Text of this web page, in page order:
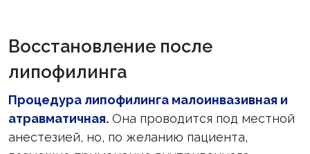
Восстановление после
липофилинга
Процедура липофилинга малоинвазивная и
атравматичная. Она проводится под местной
анестезией, но, по желанию пациента,